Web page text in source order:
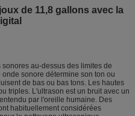
de 11,8 gallons avec la
au-dessus des limites de
sonore détermine son ton ou
de bas ou bas tons. Les hautes
triples. L'ultrason est un bruit avec un
par l'oreille humaine. Des
habituellement considérées